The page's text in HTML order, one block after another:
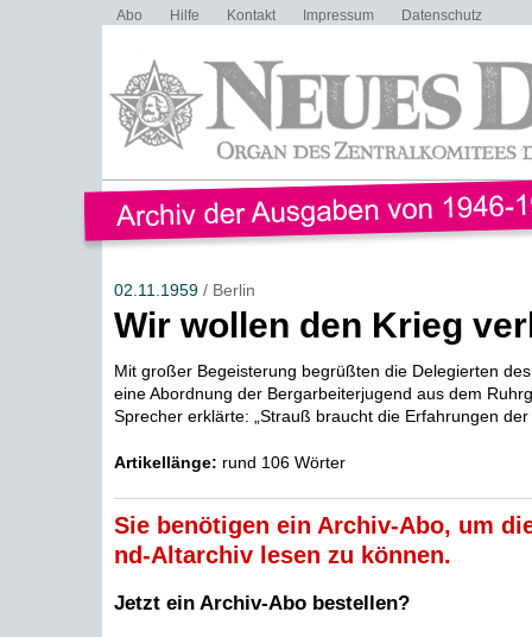
Abo Hilfe Kontakt Impressum Datenschutz
02.11.1959/ Berlin
Wir wollen den Krieg
Mit großer Begeisterung begrüßten die Delegierten
eine Abordnung der Bergarbeiterjugend aus dem
Sprecher erklärte: „Strauß braucht die Erfahrungen
Artikellänge: rund 106 Wörter
Sie benötigen ein Archiv-Abo, um
nd-Altarchiv lesen zu können.
Jetzt ein Archiv-Abo bestellen?